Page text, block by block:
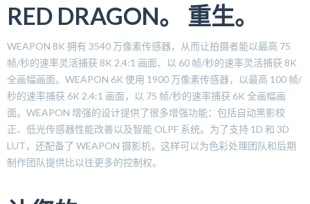
RED DRAGON。 重生。
WEAPON 8K 拥有 3540 万像素传感器，从而让拍摄者能以最高 75
帧/秒的速率灵活捕获 8K 2.4:1 画面、以 60 帧/秒的速率灵活捕获 8K
全画幅画面。WEAPON 6K 使用 1900 万像素传感器，以最高 100 帧/
秒的速率捕获 6K 2.4:1 画面，以 75 帧/秒的速率捕获 6K 全画幅画
面。WEAPON 增强的设计提供了很多增强功能：包括自动黑影校
正、低光传感器性能改善以及智能 OLPF 系统。为了支持 1D 和 3D
LUT，还配备了 WEAPON 摄影机，这样可以为色彩处理团队和后期
制作团队提供比以往更多的控制权。